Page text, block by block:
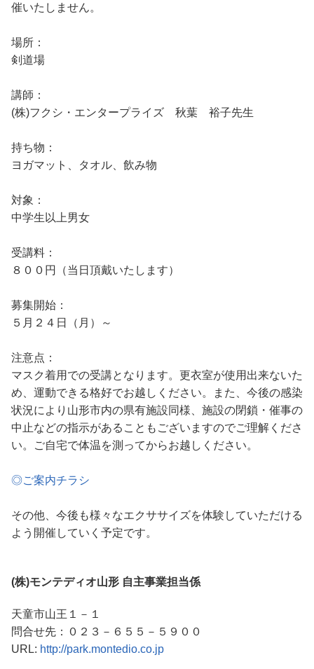
催いたしません。
場所：
剣道場
講師：
(株)フクシ・エンタープライズ 秋葉 裕子先生
持ち物：
ヨガマット、タオル、飲み物
対象：
中学生以上男女
受講料：
８００円（当日頂戴いたします）
募集開始：
５月２４日（月）～
注意点：
マスク着用での受講となります。更衣室が使用出来ないた
め、運動できる格好でお越しください。また、今後の感染
状況により山形市内の県有施設同様、施設の閉鎖・催事の
中止などの指示があることもございますのでご理解くださ
い。ご自宅で体温を測ってからお越しください。
◎ご案内チラシ
その他、今後も様々なエクササイズを体験していただける
よう開催していく予定です。
(株)モンテディオ山形 自主事業担当係
天童市山王１－１
問合せ先：０２３－６５５－５９００
URL: http://park.montedio.co.jp